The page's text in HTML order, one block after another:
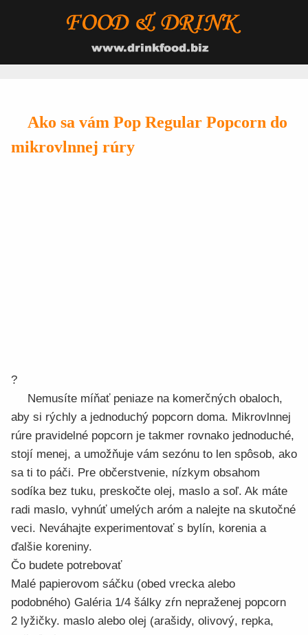
Ako sa vám Pop Regular Popcorn do
mikrovlnnej rúry
?
Nemusíte míňať peniaze na komerčných obaloch,
aby si rýchly a jednoduchý popcorn doma. Mikrovlnnej
rúre pravidelné popcorn je takmer rovnako jednoduché,
stojí menej, a umožňuje vám sezónu to len spôsob, ako
sa ti to páči. Pre občerstvenie, nízkym obsahom
sodíka bez tuku, preskočte olej, maslo a soľ. Ak máte
radi maslo, vyhnúť umelých aróm a nalejte na skutočné
veci. Neváhajte experimentovať s bylín, korenia a
ďalšie koreniny.
Čo budete potrebovať
Malé papierovom sáčku (obed vrecka alebo
podobného) Galéria 1/4 šálky zŕn nepraženej popcorn
2 lyžičky. maslo alebo olej (arašidy, olivový, repka,